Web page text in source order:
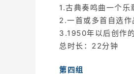
1.古典奏鸣曲一个
2.一首或多首自选作
3.1950年以后创作
总时长：22分钟
第四组